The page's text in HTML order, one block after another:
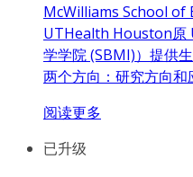
McWilliams School
UTHealth Houston原
学学院 (SBMI)）提供
两个方向：研究方向和
阅读更多
已升级